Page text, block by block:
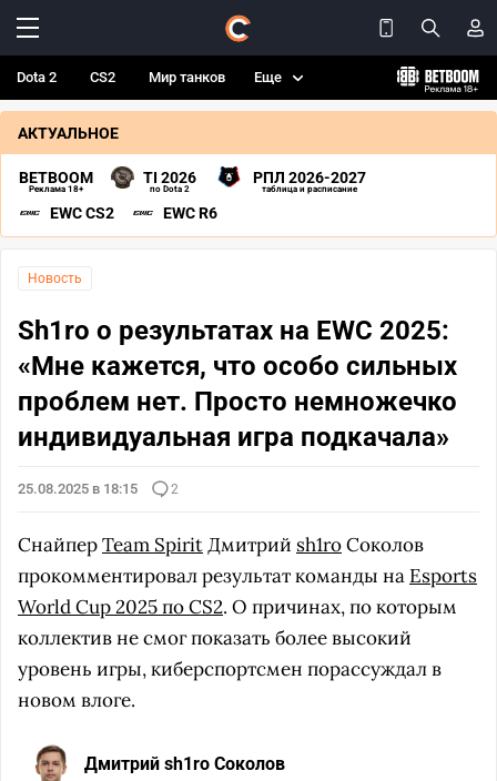
Dota 2 CS2 Мир танков Еще
АКТУАЛЬНОЕ
BETBOOM
Реклама 18+
TI 2026
по Dota 2
РПЛ 2026-2027
таблица и расписание
EWC CS2 EWC R6
Новость
Sh1ro о результатах на EWC 2025:
«Мне кажется, что особо сильных
проблем нет. Просто немножечко
индивидуальная игра подкачала»
25.08.2025 в 18:15 2
СнайперTeam SpiritДмитрий sh1roСоколов
прокомментировал результат команды на Esports
World Cup 2025 по CS2. О причинах, по которым
коллектив не смог показать более высокий
уровень игры, киберспортсмен порассуждал в
новом влоге.
Дмитрий sh1ro Соколов